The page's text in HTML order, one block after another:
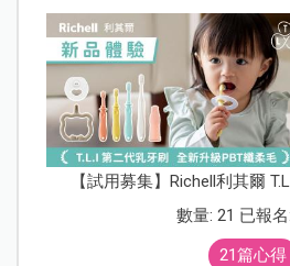
【試用募集】Richell利其爾
數量: 21 已報
21篇心得